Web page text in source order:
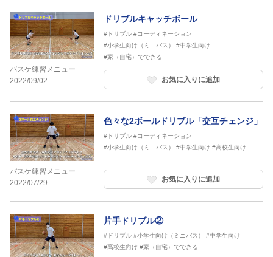
バスケ練習メニュー
2022/09/02
ドリブルキャッチボール
#ドリブル #コーディネーション
#小学生向け（ミニバス）
#中学生向け
#家（自宅）でできる
お気に入りに追加
バスケ練習メニュー
2022/07/29
色々な2ボールドリブル「交互チェンジ」
#ドリブル #コーディネーション
#小学生向け（ミニバス）
#中学生向け #高校生向け
お気に入りに追加
片手ドリブル②
#ドリブル #小学生向け（ミニバス）
#中学生向け
#高校生向け #家（自宅）でできる